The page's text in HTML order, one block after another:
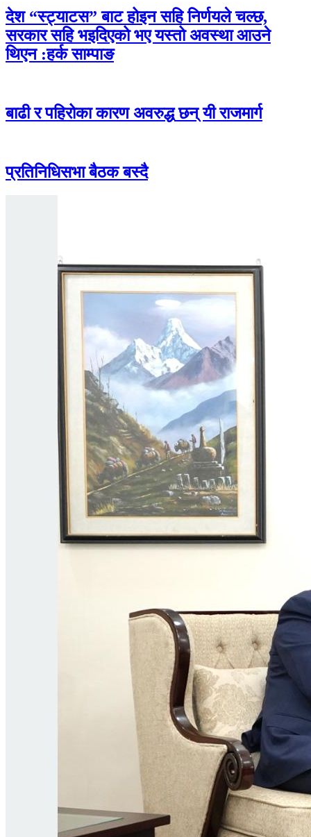
देश “स्ट्याटस” बाट होइन सहि निर्णयले चल्छ,
सरकार सहि भइदिएको भए यस्तो अवस्था आउने
थिएन :हर्क साम्पाङ
बाढी र पहिरोका कारण अवरुद्ध छन् यी राजमार्ग
प्रतिनिधिसभा बैठक बस्दै